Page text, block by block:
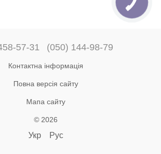
57-31 (050) 144-98-79
Контактна інформація
Повна версія сайту
Мапа сайту
© 2026
Укр Рус